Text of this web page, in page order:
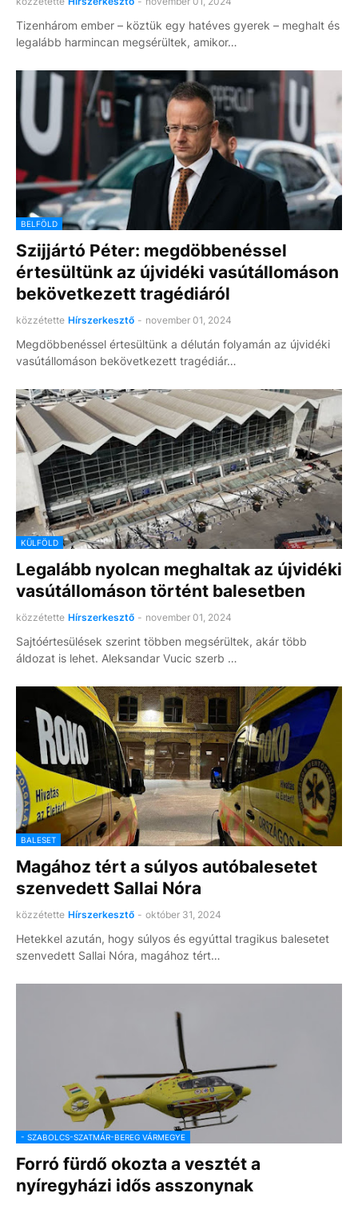
Tizenhárom ember – köztük egy hatéves gyerek – meghalt és
legalább harmincan megsérültek, amikor…
BELFÖLD
Szijjártó Péter: megdöbbenéssel
értesültünk az újvidéki vasútállomáson
bekövetkezett tragédiáról
közzétette Hírszerkesztő - november 01, 2024
Megdöbbenéssel értesültünk a délután folyamán az újvidéki
vasútállomáson bekövetkezett tragédiár…
KÜLFÖLD
Legalább nyolcan meghaltak az újvidéki
vasútállomáson történt balesetben
közzétette Hírszerkesztő - november 01, 2024
Sajtóértesülések szerint többen megsérültek, akár több
áldozat is lehet. Aleksandar Vucic szerb …
BALESET
Magához tért a súlyos autóbalesetet
szenvedett Sallai Nóra
közzétette Hírszerkesztő - október 31, 2024
Hetekkel azután, hogy súlyos és egyúttal tragikus balesetet
szenvedett Sallai Nóra, magához tért…
- SZABOLCS-SZATMÁR-BEREG VÁRMEGYE
Forró fürdő okozta a vesztét a
nyíregyházi idős asszonynak